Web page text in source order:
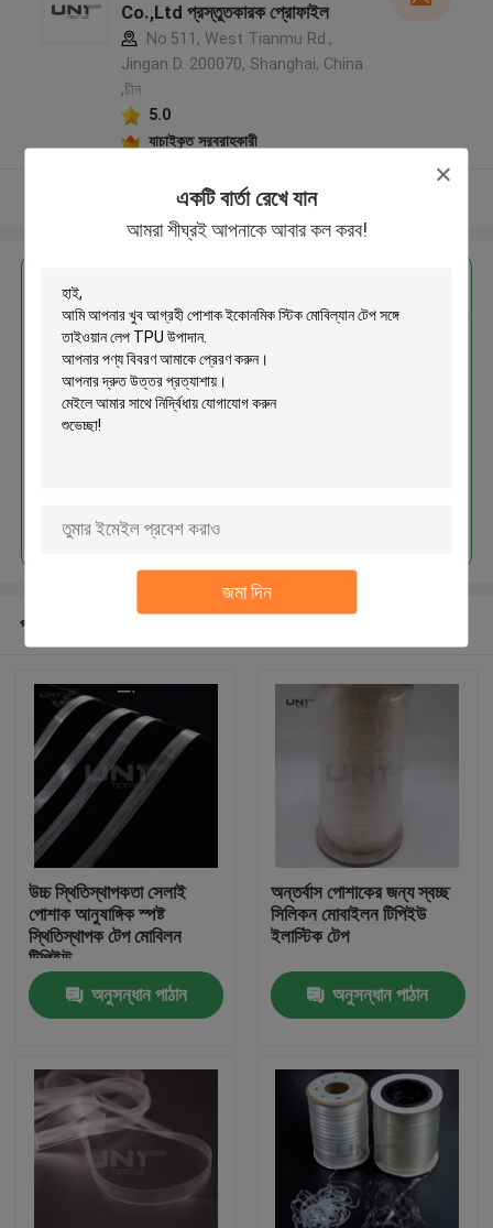
একটি বার্তা রেখে যান
আমরা শীঘ্রই আপনাকে আবার কল করব!
জমা দিন
বাড়ি
পণ্য
Co.,Ltd প্রস্তুতকারক প্রোফাইল
No.511, West Tianmu Rd.,
Jingan D. 200070, Shanghai, China
,চীন
5.0
যাচাইকৃত সরবরাহকারী
আরো দেখুন
পোশাক ইকোনমিক স্টিক মোবিল্যান টেপ সঙ্গে
তাইওয়ান লেপ TPU উপাদান
প্রস্তাবিত পণ্য
উচ্চ স্থিতিস্থাপকতা সেলাই
পোশাক আনুষাঙ্গিক স্পষ্ট
স্থিতিস্থাপক টেপ মোবিলন
টিপিইউ
অনুসন্ধান পাঠান
অন্তর্বাস পোশাকের জন্য স্বচ্ছ
সিলিকন মোবাইলন টিপিইউ
ইলাস্টিক টেপ
অনুসন্ধান পাঠান